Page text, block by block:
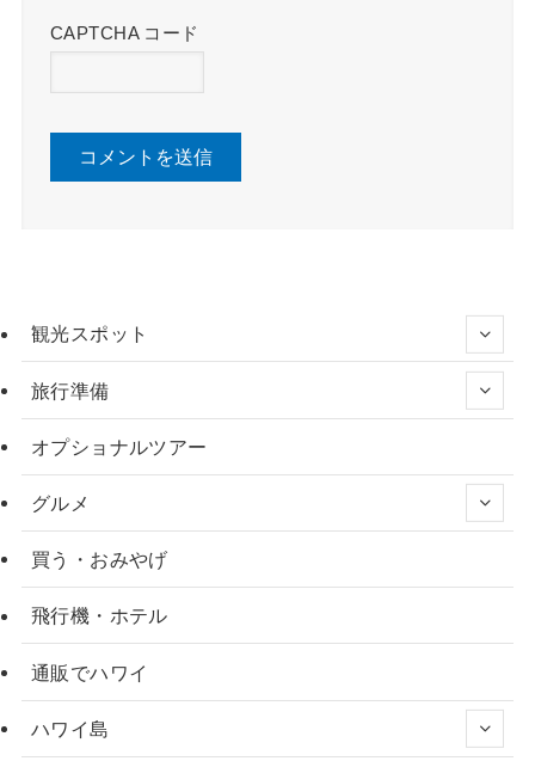
CAPTCHA コード
観光スポット
旅行準備
オプショナルツアー
グルメ
買う・おみやげ
飛行機・ホテル
通販でハワイ
ハワイ島